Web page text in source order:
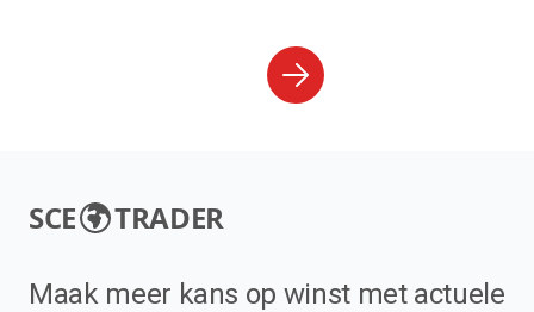
SCE TRADER
Maak meer kans op winst met actuele